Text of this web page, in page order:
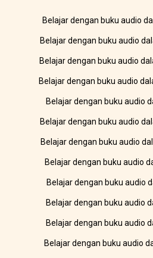
Belajar dengan buku audio
Belajar dengan buku audio
Belajar dengan buku audio
Belajar dengan buku audio
Belajar dengan buku audio
Belajar dengan buku audio
Belajar dengan buku audio
Belajar dengan buku audio
Belajar dengan buku audio
Belajar dengan buku audio
Belajar dengan buku audio
Belajar dengan buku audio